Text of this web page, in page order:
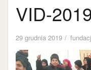
VID-
29 grudnia 2019
Odtwarzacz
video